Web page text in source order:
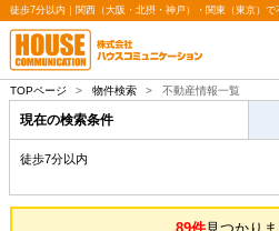
TOPページ > 物件検索 > 不動産情報一覧
現在の検索条件
徒歩7分以内